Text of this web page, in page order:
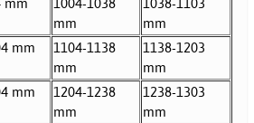
mm
1004-1038
mm
1038-1103
mm
mm
1104-1138
mm
1138-1203
mm
mm
1204-1238
mm
1238-1303
mm